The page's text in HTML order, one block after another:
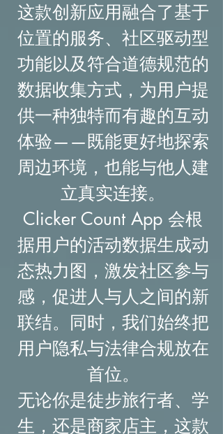
这款创新应用融合了基于
位置的服务、社区驱动型
功能以及符合道德规范的
数据收集方式，为用户提
供一种独特而有趣的互动
体验——既能更好地探索
周边环境，也能与他人建
立真实连接。
Clicker Count App 会根
据用户的活动数据生成动
态热力图，激发社区参与
感，促进人与人之间的新
联结。同时，我们始终把
用户隐私与法律合规放在
首位。
无论你是徒步旅行者、学
生，还是商家店主，这款